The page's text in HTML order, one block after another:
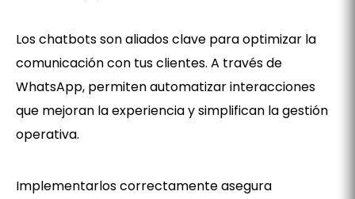
Los chatbots son aliados clave para optimizar la
comunicación con tus clientes. A través de
WhatsApp, permiten automatizar interacciones
que mejoran la experiencia y simplifican la gestión
operativa.
Implementarlos correctamente asegura